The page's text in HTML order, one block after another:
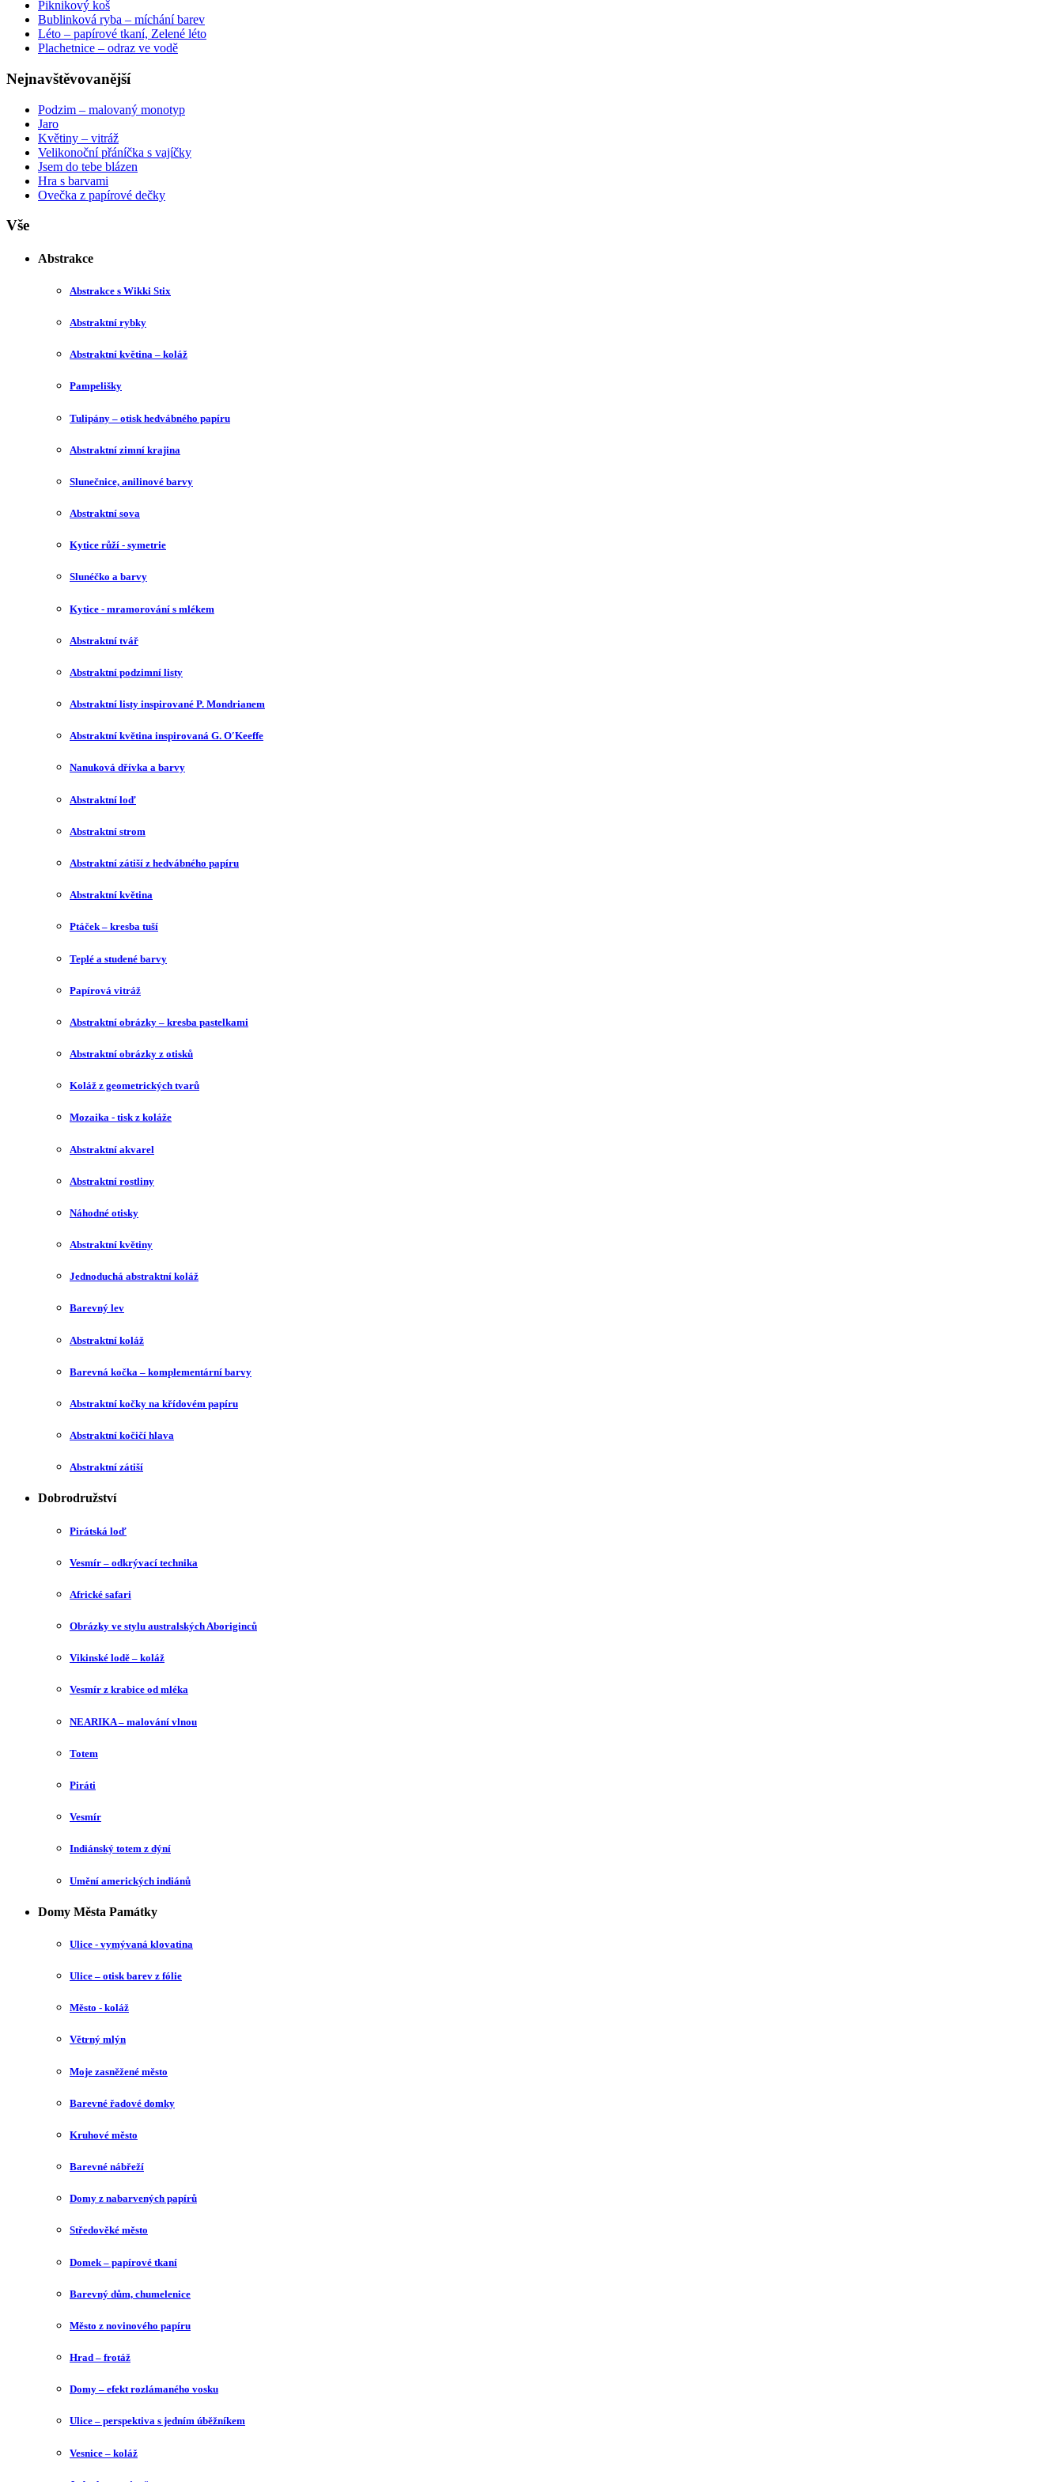
Piknikový koš
Bublinková ryba – míchání barev
Léto – papírové tkaní, Zelené léto
Plachetnice – odraz ve vodě
Nejnavštěvovanější
Podzim – malovaný monotyp
Jaro
Květiny – vitráž
Velikonoční přáníčka s vajíčky
Jsem do tebe blázen
Hra s barvami
Ovečka z papírové dečky
Vše
Abstrakce
Abstrakce s Wikki Stix
Abstraktní rybky
Abstraktní květina – koláž
Pampelišky
Tulipány – otisk hedvábného papíru
Abstraktní zimní krajina
Slunečnice, anilinové barvy
Abstraktní sova
Kytice růží - symetrie
Slunéčko a barvy
Kytice - mramorování s mlékem
Abstraktní tvář
Abstraktní podzimní listy
Abstraktní listy inspirované P. Mondrianem
Abstraktní květina inspirovaná G. O′Keeffe
Nanuková dřívka a barvy
Abstraktní loď
Abstraktní strom
Abstraktní zátiší z hedvábného papíru
Abstraktní květina
Ptáček – kresba tuší
Teplé a studené barvy
Papírová vitráž
Abstraktní obrázky – kresba pastelkami
Abstraktní obrázky z otisků
Koláž z geometrických tvarů
Mozaika - tisk z koláže
Abstraktní akvarel
Abstraktní rostliny
Náhodné otisky
Abstraktní květiny
Jednoduchá abstraktní koláž
Barevný lev
Abstraktní koláž
Barevná kočka – komplementární barvy
Abstraktní kočky na křídovém papíru
Abstraktní kočičí hlava
Abstraktní zátiší
Dobrodružství
Pirátská loď
Vesmír – odkrývací technika
Africké safari
Obrázky ve stylu australských Aboriginců
Vikinské lodě – koláž
Vesmír z krabice od mléka
NEARIKA – malování vlnou
Totem
Piráti
Vesmír
Indiánský totem z dýní
Umění amerických indiánů
Domy Města Památky
Ulice - vymývaná klovatina
Ulice – otisk barev z fólie
Město - koláž
Větrný mlýn
Moje zasněžené město
Barevné řadové domky
Kruhové město
Barevné nábřeží
Domy z nabarvených papírů
Středověké město
Domek – papírové tkaní
Barevný dům, chumelenice
Město z novinového papíru
Hrad – frotáž
Domy – efekt rozlámaného vosku
Ulice – perspektiva s jedním úběžníkem
Vesnice – koláž